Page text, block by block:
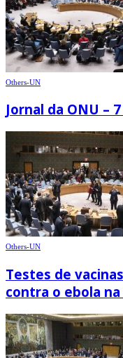
Others-UN
Jornal da ONU –
Others-UN
Testes de
contra o ebola na